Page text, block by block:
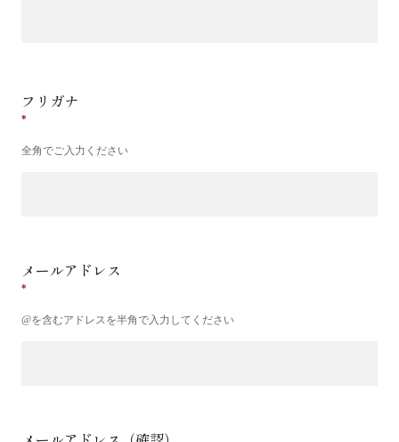
フリガナ
全角でご入力ください
メールアドレス
@を含むアドレスを半角で入力してください